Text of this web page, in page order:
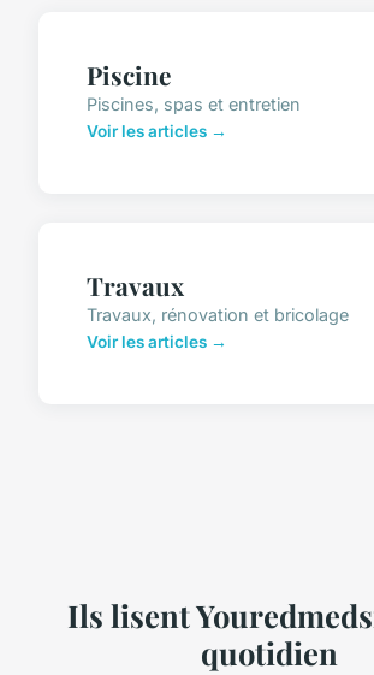
Piscine
Piscines, spas et entretien
Voir les articles →
Travaux
Travaux, rénovation et bricolage
Voir les articles →
Ils lisent
quotidien